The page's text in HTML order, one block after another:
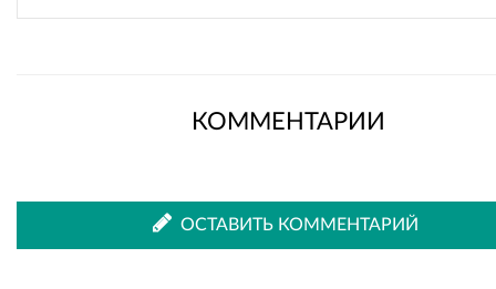
КОММЕНТАРИИ
ОСТАВИТЬ КОММЕНТАРИЙ